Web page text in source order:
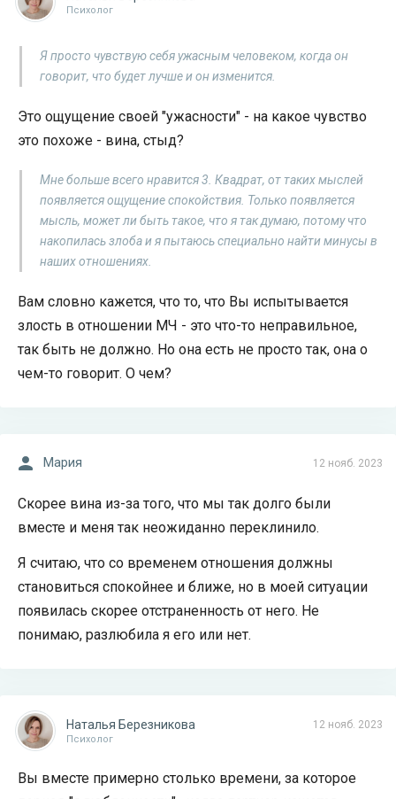
Психолог
Я просто чувствую себя ужасным человеком, когда он
говорит, что будет лучше и он изменится.
Это ощущение своей "ужасности" - на какое чувство
это похоже - вина, стыд?
Мне больше всего нравится 3. Квадрат, от таких мыслей
появляется ощущение спокойствия. Только появляется
мысль, может ли быть такое, что я так думаю, потому что
накопилась злоба и я пытаюсь специально найти минусы в
наших отношениях.
Вам словно кажется, что то, что Вы испытывается
злость в отношении МЧ - это что-то неправильное,
так быть не должно. Но она есть не просто так, она о
чем-то говорит. О чем?
12 нояб. 2023
Мария
Скорее вина из-за того, что мы так долго были
вместе и меня так неожиданно переклинило.
Я считаю, что со временем отношения должны
становиться спокойнее и ближе, но в моей ситуации
появилась скорее отстраненность от него. Не
понимаю, разлюбила я его или нет.
12 нояб. 2023
Наталья Березникова
Психолог
Вы вместе примерно столько времени, за которое